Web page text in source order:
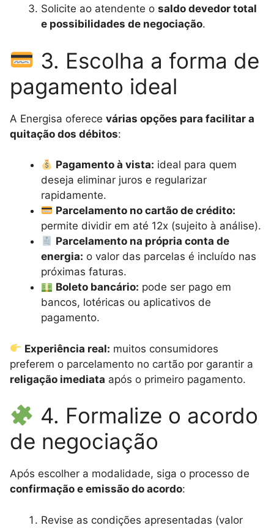
Solicite ao atendente o saldo devedor total
e possibilidades de negociação.
3. Escolha a forma de
pagamento ideal
A Energisa oferece várias opções para facilitar a
quitação dos débitos:
Pagamento à vista: ideal para quem
deseja eliminar juros e regularizar
rapidamente.
Parcelamento no cartão de crédito:
permite dividir em até 12x (sujeito à análise).
Parcelamento na própria conta de
energia: o valor das parcelas é incluído nas
próximas faturas.
Boleto bancário: pode ser pago em
bancos, lotéricas ou aplicativos de
pagamento.
Experiência real: muitos consumidores
preferem o parcelamento no cartão por garantir a
religação imediata após o primeiro pagamento.
4. Formalize o acordo
de negociação
Após escolher a modalidade, siga o processo de
confirmação e emissão do acordo:
Revise as condições apresentadas (valor